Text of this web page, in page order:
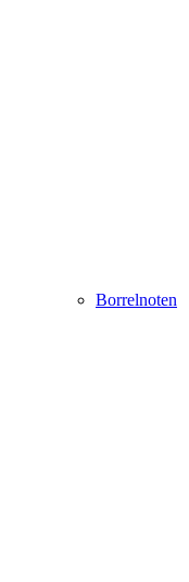
Borrelnoten